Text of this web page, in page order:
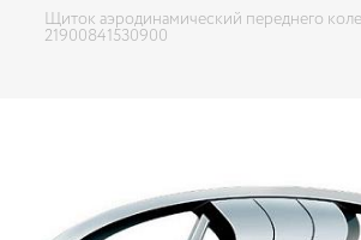
Щиток аэродинамический переднего
21900841530900